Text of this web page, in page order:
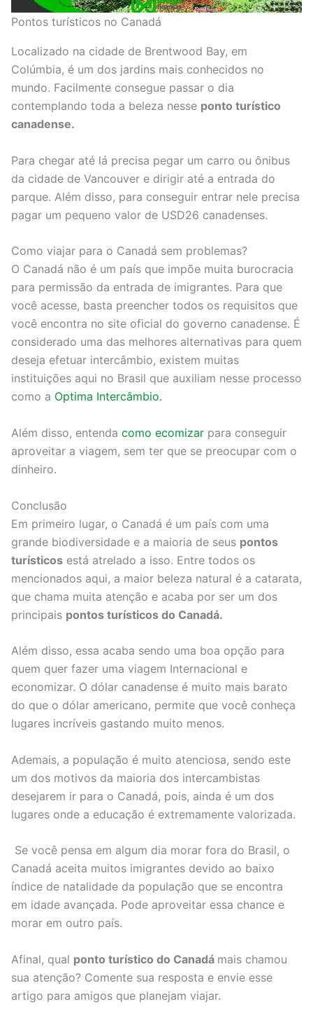
Pontos turísticos no Canadá
Localizado na cidade de Brentwood Bay, em
Colúmbia, é um dos jardins mais conhecidos no
mundo. Facilmente consegue passar o dia
contemplando toda a beleza nesse ponto turístico
canadense.
Para chegar até lá precisa pegar um carro ou ônibus
da cidade de Vancouver e dirigir até a entrada do
parque. Além disso, para conseguir entrar nele precisa
pagar um pequeno valor de USD26 canadenses.
Como viajar para o Canadá sem problemas?
O Canadá não é um país que impõe muita burocracia
para permissão da entrada de imigrantes. Para que
você acesse, basta preencher todos os requisitos que
você encontra no site oficial do governo canadense. É
considerado uma das melhores alternativas para quem
deseja efetuar intercâmbio, existem muitas
instituições aqui no Brasil que auxiliam nesse processo
como a Optima Intercâmbio.
Além disso, entenda como ecomizar para conseguir
aproveitar a viagem, sem ter que se preocupar com o
dinheiro.
Conclusão
Em primeiro lugar, o Canadá é um país com uma
grande biodiversidade e a maioria de seus pontos
turísticos está atrelado a isso. Entre todos os
mencionados aqui, a maior beleza natural é a catarata,
que chama muita atenção e acaba por ser um dos
principais pontos turísticos do Canadá.
Além disso, essa acaba sendo uma boa opção para
quem quer fazer uma viagem Internacional e
economizar. O dólar canadense é muito mais barato
do que o dólar americano, permite que você conheça
lugares incríveis gastando muito menos.
Ademais, a população é muito atenciosa, sendo este
um dos motivos da maioria dos intercambistas
desejarem ir para o Canadá, pois, ainda é um dos
lugares onde a educação é extremamente valorizada.
Se você pensa em algum dia morar fora do Brasil, o
Canadá aceita muitos imigrantes devido ao baixo
índice de natalidade da população que se encontra
em idade avançada. Pode aproveitar essa chance e
morar em outro país.
Afinal, qual ponto turístico do Canadá mais chamou
sua atenção? Comente sua resposta e envie esse
artigo para amigos que planejam viajar.